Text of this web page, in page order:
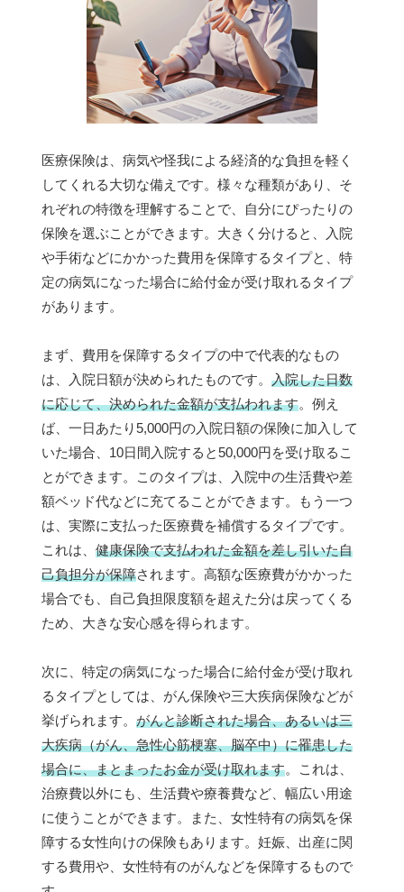
医療保険は、病気や怪我による経済的な負担を軽く
してくれる大切な備えです。様々な種類があり、そ
れぞれの特徴を理解することで、自分にぴったりの
保険を選ぶことができます。大きく分けると、入院
や手術などにかかった費用を保障するタイプと、特
定の病気になった場合に給付金が受け取れるタイプ
があります。
まず、費用を保障するタイプの中で代表的なもの
は、入院日額が決められたものです。 入院した日数
に応じて、決められた金額が支払われます。例え
ば、一日あたり5,000円の入院日額の保険に加入して
いた場合、10日間入院すると50,000円を受け取るこ
とができます。このタイプは、入院中の生活費や差
額ベッド代などに充てることができます。もう一つ
は、実際に支払った医療費を補償するタイプです。
これは、 健康保険で支払われた金額を差し引いた自
己負担分が保障されます。高額な医療費がかかった
場合でも、自己負担限度額を超えた分は戻ってくる
ため、大きな安心感を得られます。
次に、特定の病気になった場合に給付金が受け取れ
るタイプとしては、がん保険や三大疾病保険などが
挙げられます。 がんと診断された場合、あるいは三
大疾病（がん、急性心筋梗塞、脳卒中）に罹患した
場合に、まとまったお金が受け取れます。これは、
治療費以外にも、生活費や療養費など、幅広い用途
に使うことができます。また、女性特有の病気を保
障する女性向けの保険もあります。妊娠、出産に関
する費用や、女性特有のがんなどを保障するもので